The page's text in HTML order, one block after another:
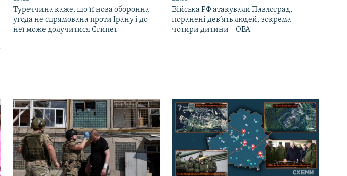
Туреччина каже, що її нова оборонна
угода не спрямована проти Ірану і до
неї може долучитися Єгипет
Війська РФ атакували Павлоград,
поранені дев’ять людей, зокрема
чотири дитини – ОВА